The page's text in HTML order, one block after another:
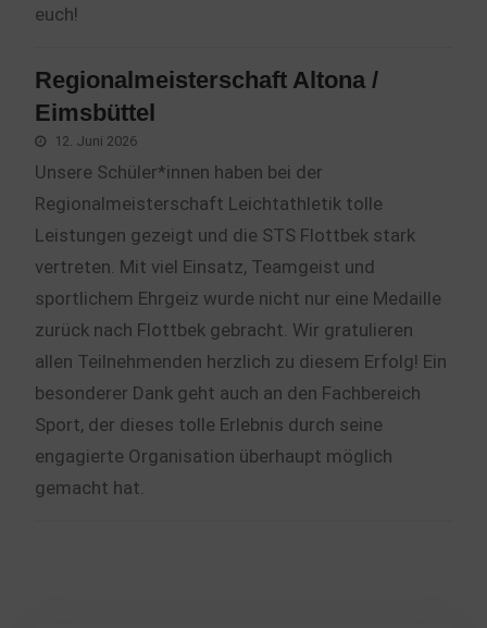
euch!
Regionalmeisterschaft Altona /
Eimsbüttel
12. Juni 2026
Unsere Schüler*innen haben bei der
Regionalmeisterschaft Leichtathletik tolle
Leistungen gezeigt und die STS Flottbek stark
vertreten. Mit viel Einsatz, Teamgeist und
sportlichem Ehrgeiz wurde nicht nur eine Medaille
zurück nach Flottbek gebracht. Wir gratulieren
allen Teilnehmenden herzlich zu diesem Erfolg! Ein
besonderer Dank geht auch an den Fachbereich
Sport, der dieses tolle Erlebnis durch seine
engagierte Organisation überhaupt möglich
gemacht hat.